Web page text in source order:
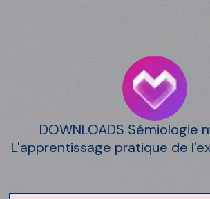
DOWNLOADS Sémiologie
L'apprentissage pratique de